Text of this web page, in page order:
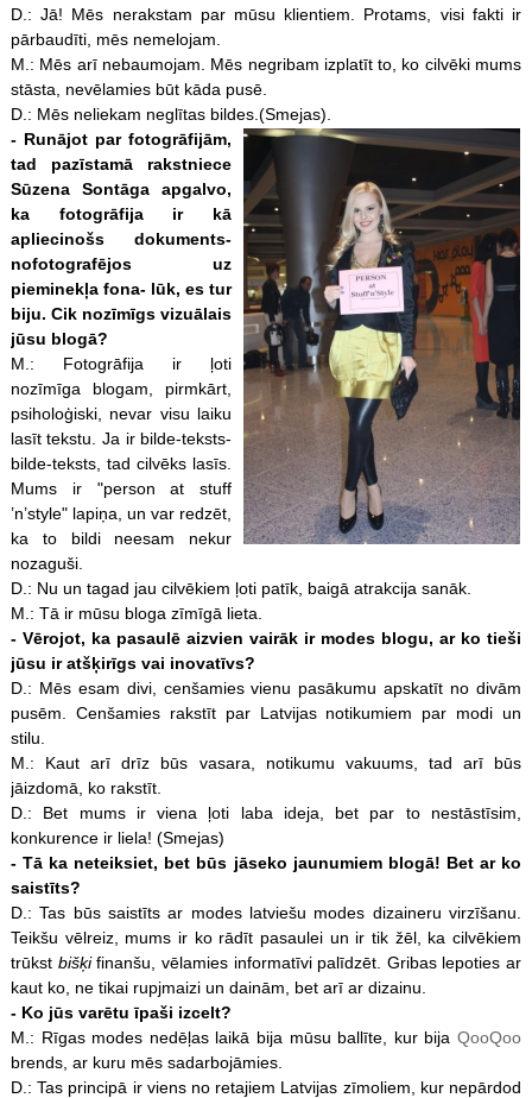
D.: Jā! Mēs nerakstam par mūsu klientiem. Protams, visi fakti ir
pārbaudīti, mēs nemelojam.
M.: Mēs arī nebaumojam. Mēs negribam izplatīt to, ko cilvēki mums
stāsta, nevēlamies būt kāda pusē.
D.: Mēs neliekam neglītas bildes.(Smejas).
- Runājot par fotogrāfijām,
tad pazīstamā rakstniece
Sūzena Sontāga apgalvo,
ka fotogrāfija ir kā
apliecinošs dokuments-
nofotografējos uz
pieminekļa fona- lūk, es tur
biju. Cik nozīmīgs vizuālais
jūsu blogā?
M.: Fotogrāfija ir ļoti
nozīmīga blogam, pirmkārt,
psiholoģiski, nevar visu laiku
lasīt tekstu. Ja ir bilde-teksts-
bilde-teksts, tad cilvēks lasīs.
Mums ir "person at stuff
’n’style" lapiņa, un var redzēt,
ka to bildi neesam nekur
nozaguši.
D.: Nu un tagad jau cilvēkiem ļoti patīk, baigā atrakcija sanāk.
M.: Tā ir mūsu bloga zīmīgā lieta.
- Vērojot, ka pasaulē aizvien vairāk ir modes blogu, ar ko tieši
jūsu ir atšķirīgs vai inovatīvs?
D.: Mēs esam divi, cenšamies vienu pasākumu apskatīt no divām
pusēm. Cenšamies rakstīt par Latvijas notikumiem par modi un
stilu.
M.: Kaut arī drīz būs vasara, notikumu vakuums, tad arī būs
jāizdomā, ko rakstīt.
D.: Bet mums ir viena ļoti laba ideja, bet par to nestāstīsim,
konkurence ir liela! (Smejas)
- Tā ka neteiksiet, bet būs jāseko jaunumiem blogā! Bet ar ko
saistīts?
D.: Tas būs saistīts ar modes latviešu modes dizaineru virzīšanu.
Teikšu vēlreiz, mums ir ko rādīt pasaulei un ir tik žēl, ka cilvēkiem
trūkst bišķifinanšu, vēlamies informatīvi palīdzēt. Gribas lepoties ar
kaut ko, ne tikai rupjmaizi un dainām, bet arī ar dizainu.
- Ko jūs varētu īpaši izcelt?
M.: Rīgas modes nedēļas laikā bija mūsu ballīte, kur bijaQooQoo
brends, ar kuru mēs sadarbojāmies.
D.: Tas principā ir viens no retajiem Latvijas zīmoliem, kur nepārdod